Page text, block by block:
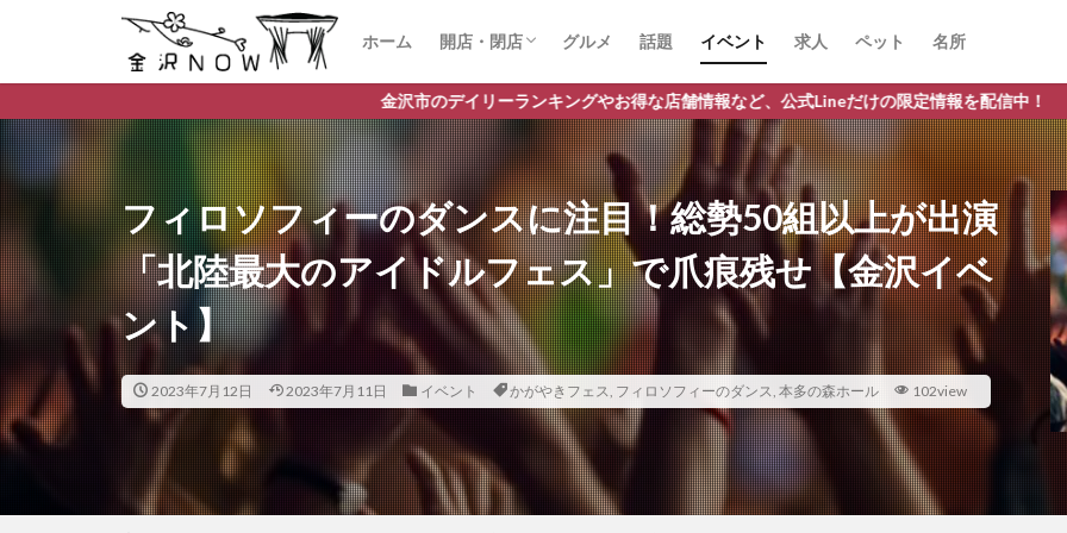
ホーム 開店・閉店
開店
閉店
グルメ 話題 イベント 求人 ペット 名所
金沢市のデイリーランキングやお得な店舗情報など、公式Lineだけの限定情報を配信中！
フィロソフィーのダンスに注目！総勢50組以上が出演
「北陸最大のアイドルフェス」で爪痕残せ【金沢イベ
ント】
2023年7月12日 2023年7月11日 イベント かがやきフェス, フィロソフィーのダンス, 本多の森ホール 102view